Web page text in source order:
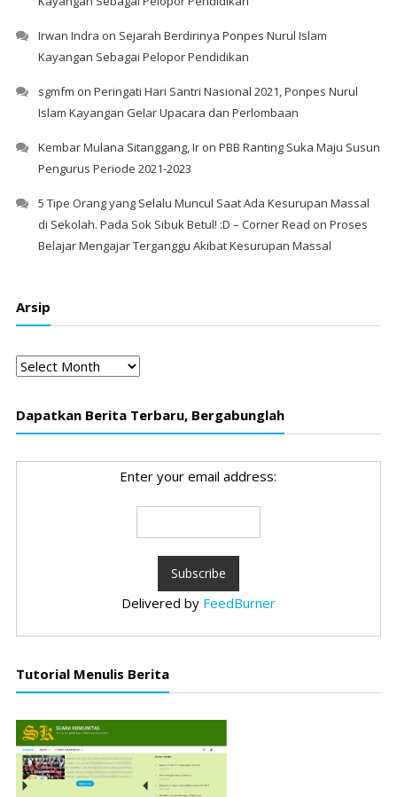
Irwan Indra on Sejarah Berdirinya Ponpes Nurul Islam
Kayangan Sebagai Pelopor Pendidikan
sgmfm on Peringati Hari Santri Nasional 2021, Ponpes Nurul
Islam Kayangan Gelar Upacara dan Perlombaan
Kembar Mulana Sitanggang, Iron PBB Ranting Suka Maju Susun
Pengurus Periode 2021-2023
5 Tipe Orang yang Selalu Muncul Saat Ada Kesurupan Massal
di Sekolah. Pada Sok Sibuk Betul! :D – Corner Read on Proses
Belajar Mengajar Terganggu Akibat Kesurupan Massal
Arsip
Arsip
Dapatkan Berita Terbaru, Bergabunglah
Enter your email address:
Delivered by FeedBurner
Tutorial Menulis Berita